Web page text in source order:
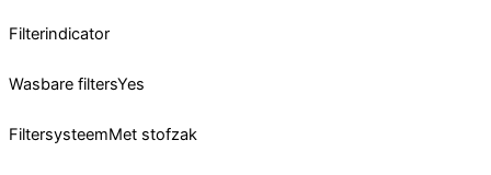
Filterindicator
Wasbare filtersYes
FiltersysteemMet stofzak